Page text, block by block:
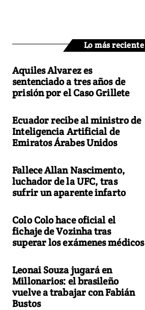
Lo más reciente
Aquiles Alvarez es
sentenciado a tres años de
prisión por el Caso Grillete
Ecuador recibe al ministro de
Inteligencia Artificial de
Emiratos Árabes Unidos
Fallece Allan Nascimento,
luchador de la UFC, tras
sufrir un aparente infarto
Colo Colo hace oficial el
fichaje de Vozinha tras
superar los exámenes médicos
Leonai Souza jugará en
Millonarios: el brasileño
vuelve a trabajar con Fabián
Bustos